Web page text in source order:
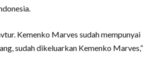
Kemenko Marves sudah mempunyai
sudah dikeluarkan Kemenko Marves,”